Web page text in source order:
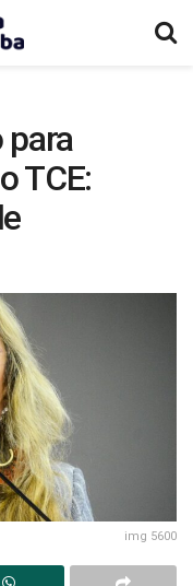
para
TCE:
img 5600